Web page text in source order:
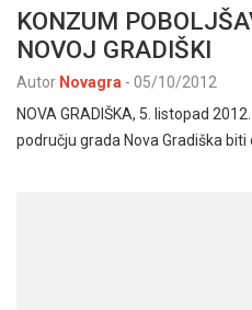
KONZUM
NOVOJ GRADIŠKI
Autor Novagra - 05/10/2012
NOVA GRADIŠKA, 5. listopad
području grada Nova Gradiška biti